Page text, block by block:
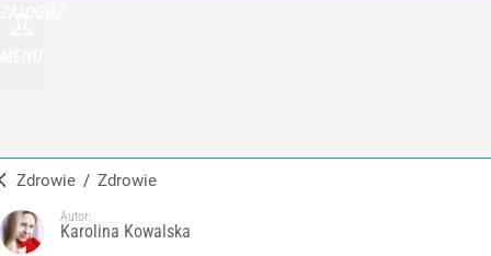
Zdrowie / Zdrowie
Autor:
Karolina Kowalska